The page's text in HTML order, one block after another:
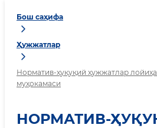
Бош саҳифа
Ҳужжатлар
Норматив-ҳуқуқий ҳужжатлар
муҳокамаси
НОРМАТИВ-